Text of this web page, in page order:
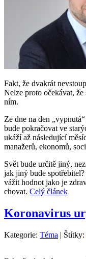
Fakt, že dvakrát
Nelze proto očekávat,
ním.
Ze dne na den
bude pokračovat ve
ukáží až následující
manažerů, ekonomů,
Svět bude určitě jiný,
jak jiný bude
vážit hodnot jako je
chovat. Celý článek
Koronavirus
Kategorie: Téma | Štítky: